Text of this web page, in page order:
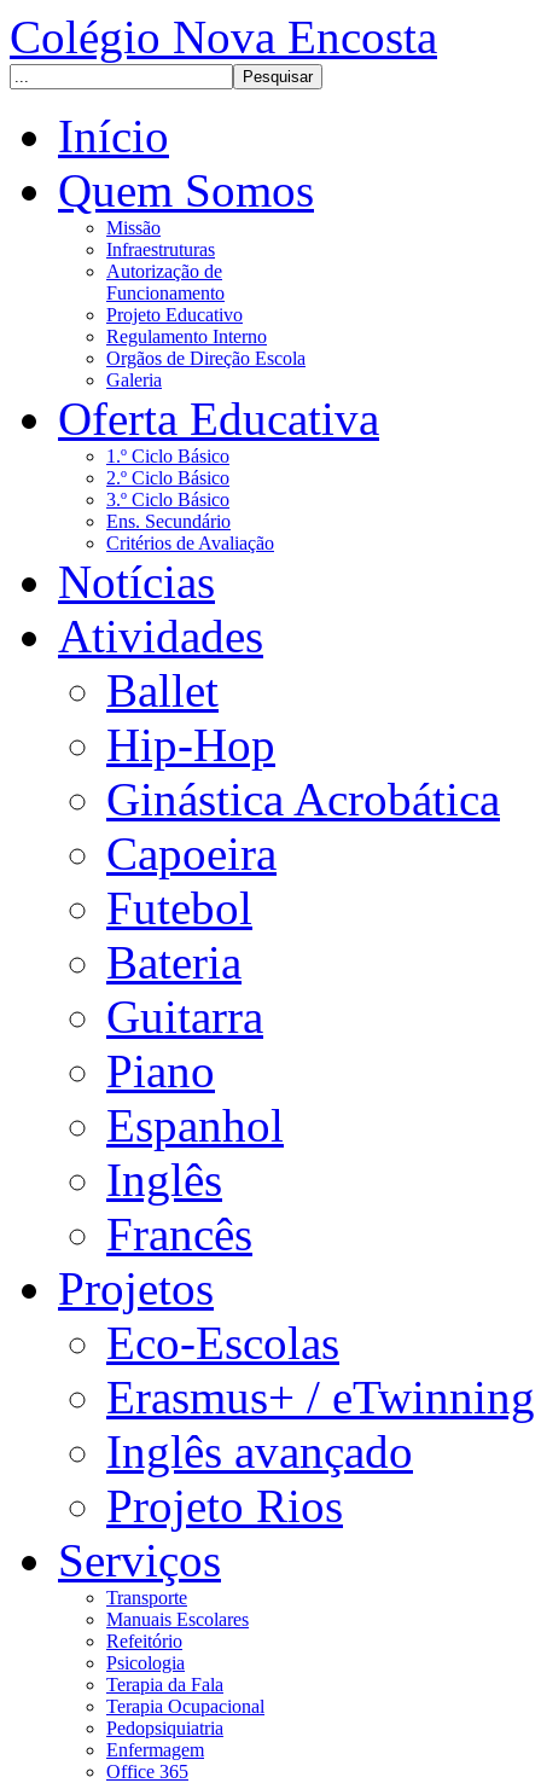
Colégio Nova Encosta
Início
Quem Somos
Missão
Infraestruturas
Autorização de
Funcionamento
Projeto Educativo
Regulamento Interno
Orgãos de Direção Escola
Galeria
Oferta Educativa
1.º Ciclo Básico
2.º Ciclo Básico
3.º Ciclo Básico
Ens. Secundário
Critérios de Avaliação
Notícias
Atividades
Ballet
Hip-Hop
Ginástica Acrobática
Capoeira
Futebol
Bateria
Guitarra
Piano
Espanhol
Inglês
Francês
Projetos
Eco-Escolas
Erasmus+ / eTwinning
Inglês avançado
Projeto Rios
Serviços
Transporte
Manuais Escolares
Refeitório
Psicologia
Terapia da Fala
Terapia Ocupacional
Pedopsiquiatria
Enfermagem
Office 365